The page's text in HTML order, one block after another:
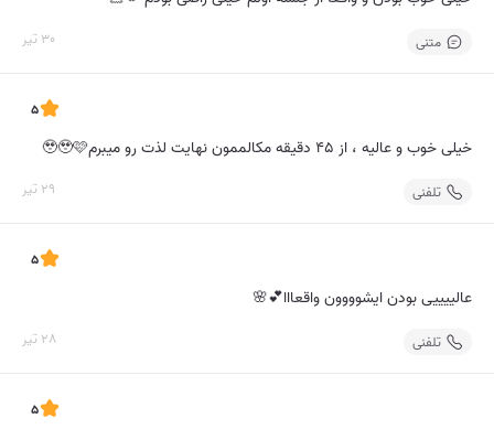
متنی 30 تیر
5
خیلی خوب و عالیه ، از ۴۵ دقیقه مکالممون نهایت لذت رو میبرم🥹🥹🩷
تلفنی 29 تیر
5
عالییییی بودن ایشوووون واقعااا💕🌸
تلفنی 28 تیر
5